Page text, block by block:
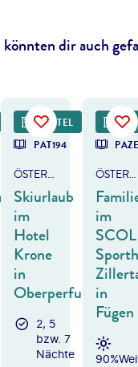
könnten dir auch
HOTEL
PAT194
ÖSTERREICH - TIROL
Skiurlaub
im
Hotel
Krone
in
Oberperfuss
2, 5
bzw. 7
Nächte
ÖSTERREICH - ZILLERTAL
im
SCOL
in
Fügen
90%